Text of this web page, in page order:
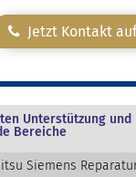
Jetzt Kontakt
Unterstützung und
Bereiche
Siemens